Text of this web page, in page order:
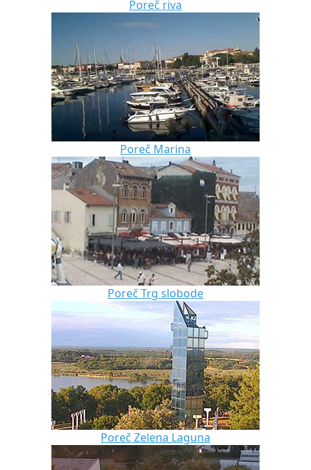
Poreč riva
Poreč Marina
Poreč Trg slobode
Poreč Zelena Laguna